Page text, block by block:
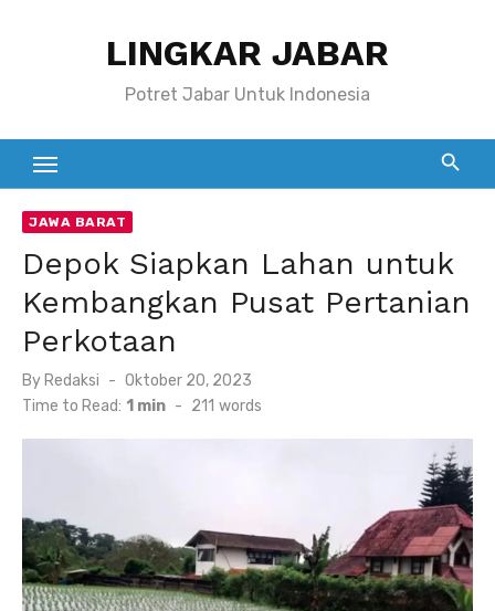
LINGKAR JABAR
Potret Jabar Untuk Indonesia
JAWA BARAT
Depok Siapkan Lahan untuk
Kembangkan Pusat Pertanian
Perkotaan
By Redaksi
Posted
on
Oktober 20, 2023
Time to Read: 1 min - 211 words